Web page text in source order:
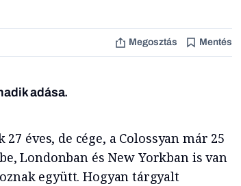
Megosztás Mentés
adása.
éves, de cége, a Colossyan már 25
Londonban és New Yorkban is van
együtt. Hogyan tárgyalt